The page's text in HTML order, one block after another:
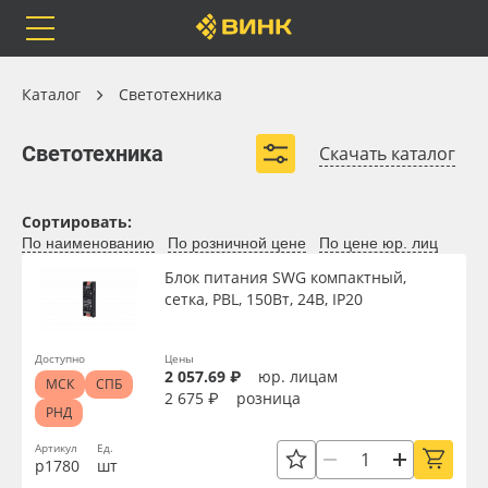
Каталог
Доставка
Оплата
Весь каталог
Рулонные материалы
Листовые материалы
Чернила
Каталог Светотехника
Светотехника Скачать каталог
Каталог
Светодиодные ленты
Светодиодные линейки
Световые панели
Светодиодные пиксели
Развернуть (2)
Сортировать:
По наименованию По розничной цене По цене юр. лиц
Артикул
р1780
Блок питания SWG компактный,
сетка, PBL, 150Вт, 24В, IP20
Ед.
шт
Цены
2 057.69 ₽
юр. лицам
2 675 ₽
розница
Доступно
МСК
СПБ
РНД